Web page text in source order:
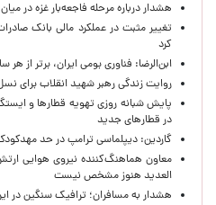
هشدار درباره مرحله فاجعه‌بار غزه در
کرد
ابن‌الرضا: فناوری بومی ایران، برتر از
روایت زندگی رهبر شهید انقلاب برای
پایش شبانه روزی تهویه قطارها و
در قطارهای جدید
گاردین: دیپلماسی ترامپ در حد
معاون هماهنگ‌کننده نیروی هوایی
العدید هنوز مشخص نیست
هشدار به مسافران؛ ترافیک سنگین در